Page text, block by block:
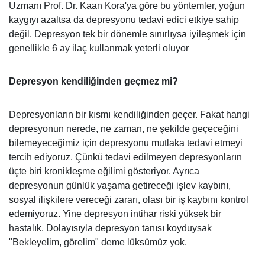
Uzmanı Prof. Dr. Kaan Kora'ya göre bu yöntemler, yoğun
kaygıyı azaltsa da depresyonu tedavi edici etkiye sahip
değil. Depresyon tek bir dönemle sınırlıysa iyileşmek için
genellikle 6 ay ilaç kullanmak yeterli oluyor
Depresyon kendiliğinden geçmez mi?
Depresyonların bir kısmı kendiliğinden geçer. Fakat hangi
depresyonun nerede, ne zaman, ne şekilde geçeceğini
bilemeyeceğimiz için depresyonu mutlaka tedavi etmeyi
tercih ediyoruz. Çünkü tedavi edilmeyen depresyonların
üçte biri kronikleşme eğilimi gösteriyor. Ayrıca
depresyonun günlük yaşama getireceği işlev kaybını,
sosyal ilişkilere vereceği zararı, olası bir iş kaybını kontrol
edemiyoruz. Yine depresyon intihar riski yüksek bir
hastalık. Dolayısıyla depresyon tanısı koyduysak
"Bekleyelim, görelim" deme lüksümüz yok.